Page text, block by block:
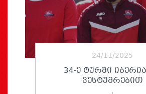
24/11/2025
34-Ე ᲢᲣᲠᲨᲘ
ᲕᲔᲡᲢᲣᲛᲠᲔᲑᲘᲗ